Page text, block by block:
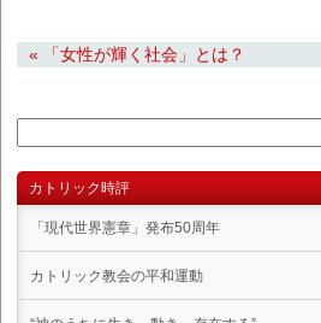
« 「女性が輝く社会」とは？
カトリック時評
「現代世界憲章」発布50周年
カトリック教会の平和運動